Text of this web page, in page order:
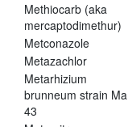
Methiocarb (aka
mercaptodimethur)
Metconazole
Metazachlor
Metarhizium
brunneum strain Ma
43